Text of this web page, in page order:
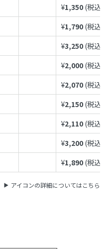
¥1,350 (税込¥
¥1,790 (税込¥
¥3,250 (税込¥
¥2,000 (税込¥
¥2,070 (税込¥
¥2,150 (税込¥
¥2,110 (税込¥
¥3,200 (税込¥
¥1,890 (税込¥
アイコンの詳細についてはこちら